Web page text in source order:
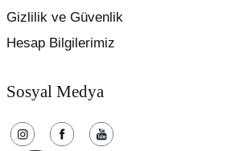
Gizlilik ve Güvenlik
Hesap Bilgilerimiz
Sosyal Medya